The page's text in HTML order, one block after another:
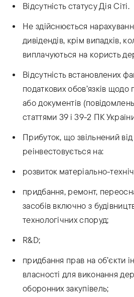
Відсутність статусу Дія Сіті.
Не здійснюється
дивідендів, крім випадків,
виплачуються на користь
Відсутність встановлених
податкових обов’язків щодо
або документів
статтями 39 і 39-2 ПК
Прибуток, що звільнений
реінвестовується на:
розвиток матеріально-
придбання, ремонт,
засобів включно з
технологічних споруд;
R&D;
придбання прав на об’єкти
власності для виконання
оборонних закупівель;